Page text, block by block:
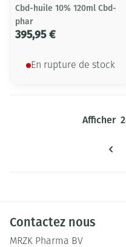
Cbd-huile 10% 120ml Cbd-
phar
395,95 €
En rupture de stock
Afficher
Contactez nous
MRZK Pharma BV